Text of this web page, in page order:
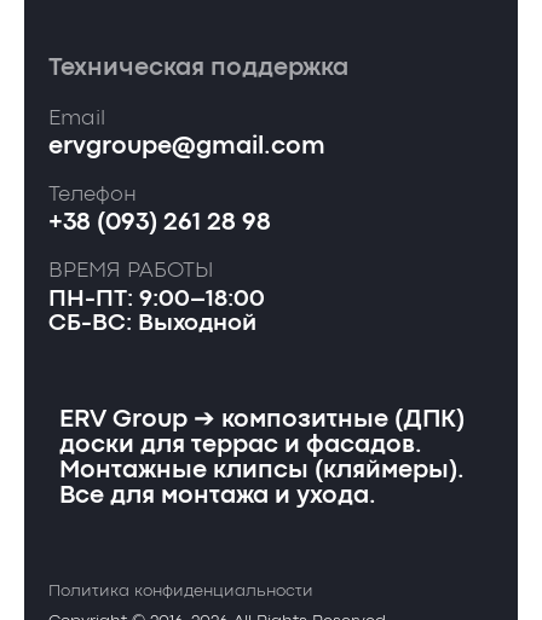
Техническая поддержка
Email
ervgroupe@gmail.com
Телефон
+38 (093) 261 28 98
ВРЕМЯ РАБОТЫ
ПН-ПТ: 9:00–18:00
СБ-ВС: Выходной
ERV Group ➔ композитные (ДПК)
доски для террас и фасадов.
Монтажные клипсы (кляймеры).
Все для монтажа и ухода.
Политика конфиденциальности